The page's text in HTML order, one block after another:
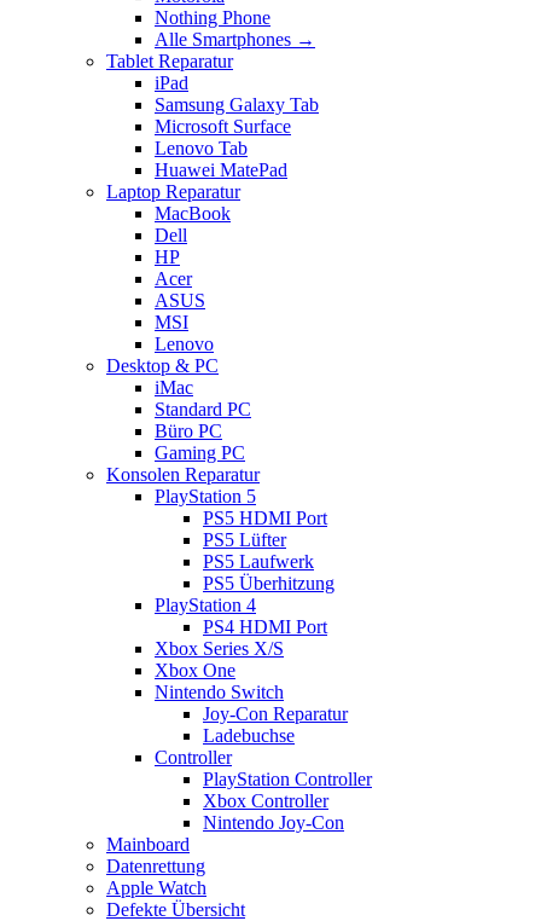
Nothing Phone
Alle Smartphones →
Tablet Reparatur
iPad
Samsung Galaxy Tab
Microsoft Surface
Lenovo Tab
Huawei MatePad
Laptop Reparatur
MacBook
Dell
HP
Acer
ASUS
MSI
Lenovo
Desktop & PC
iMac
Standard PC
Büro PC
Gaming PC
Konsolen Reparatur
PlayStation 5
PS5 HDMI Port
PS5 Lüfter
PS5 Laufwerk
PS5 Überhitzung
PlayStation 4
PS4 HDMI Port
Xbox Series X/S
Xbox One
Nintendo Switch
Joy-Con Reparatur
Ladebuchse
Controller
PlayStation Controller
Xbox Controller
Nintendo Joy-Con
Mainboard
Datenrettung
Apple Watch
Defekte Übersicht